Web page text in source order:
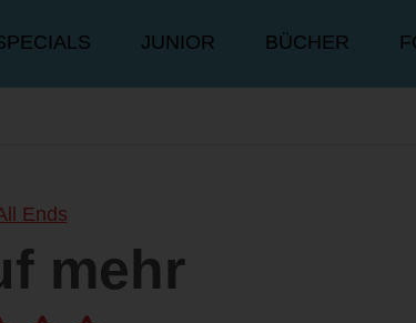
JUNIOR BÜCHER
Ends
mehr